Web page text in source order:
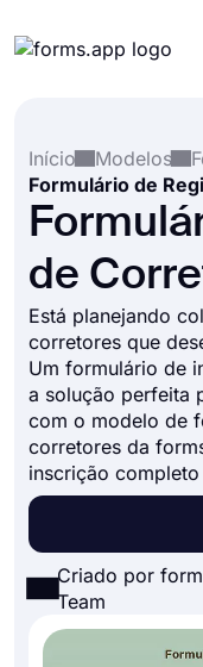
Integrações
Modelos
Recursos
Início
Modelos
de
Está planejando
corretores que
Um formulário de
a solução perfeita
com o modelo de
corretores da
inscrição
Criado por
Team